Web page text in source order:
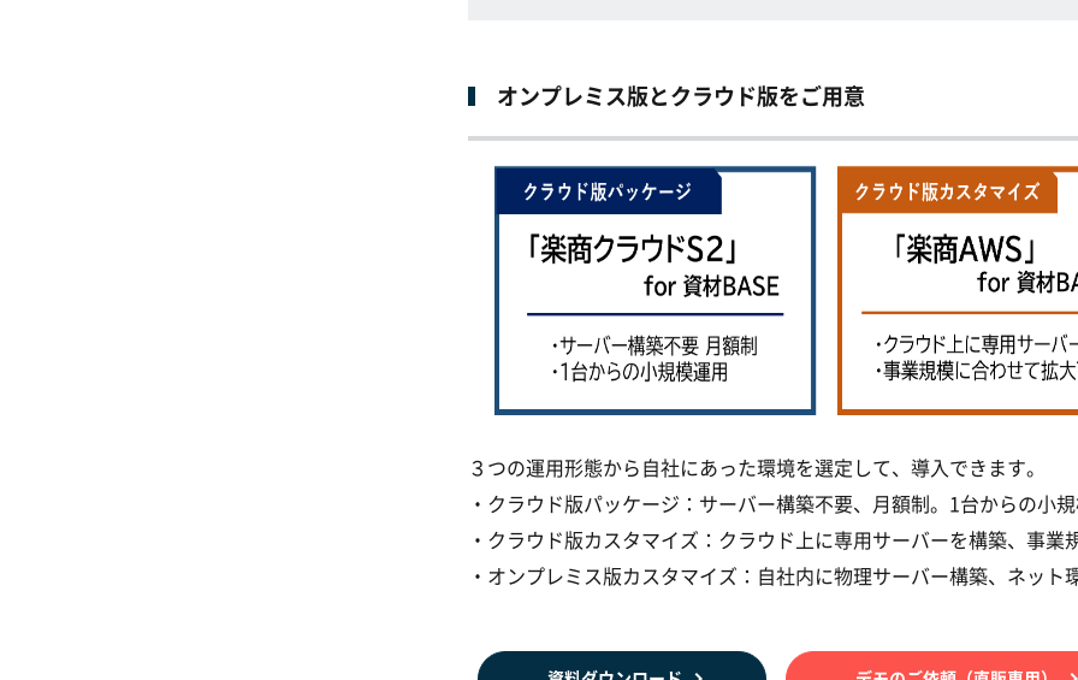
オンプレミス版とクラウド版をご用意
３つの運用形態から自社にあった環境を選定して、導入できます。
・クラウド版パッケージ：サーバー構築不要、月額制。1台からの小
・クラウド版カスタマイズ：クラウド上に専用サーバーを構築、事業
・オンプレミス版カスタマイズ：自社内に物理サーバー構築、ネット